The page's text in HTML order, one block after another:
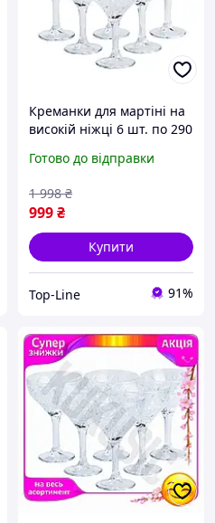
Креманки для мартіні на
високій ніжці 6 шт. по 290
стильного сервірування
Готово до відправки
999₴
1 998 ₴
Купити
Top-Line 91%